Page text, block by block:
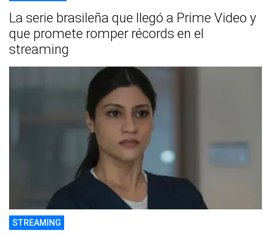
La serie brasileña que llegó a Prime Video y
que promete romper récords en el
streaming
STREAMING